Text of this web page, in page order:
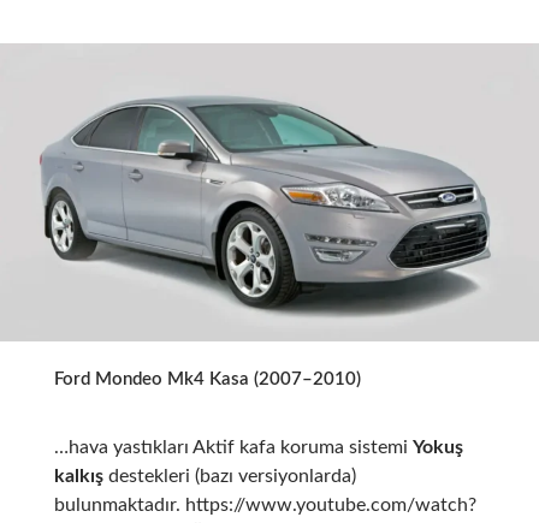
Ford Mondeo Mk4 Kasa (2007–2010)
…hava yastıkları Aktif kafa koruma sistemi Yokuş
kalkışdestekleri (bazı versiyonlarda)
bulunmaktadır. https://www.youtube.com/watch?